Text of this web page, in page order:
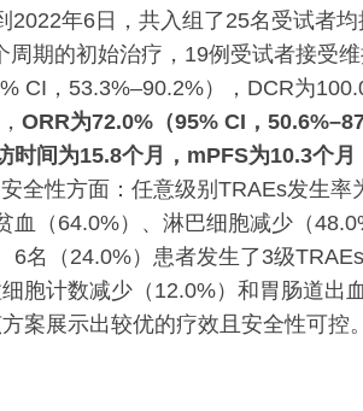
2022年6日，共入组了25名受试者
周期的初始治疗，19例受试者接受
CI，53.3%–90.2%），DCR为
ORR为72.0%（95% CI，
时间为15.8个月，mPFS为10.3个
安全性方面：任意级别TRAEs发生
血（64.0%）、淋巴细胞减少（
6名（24.0%）患者发生了3级
细胞计数减少（12.0%）和胃肠道
案展示出较优的疗效且安全性可控